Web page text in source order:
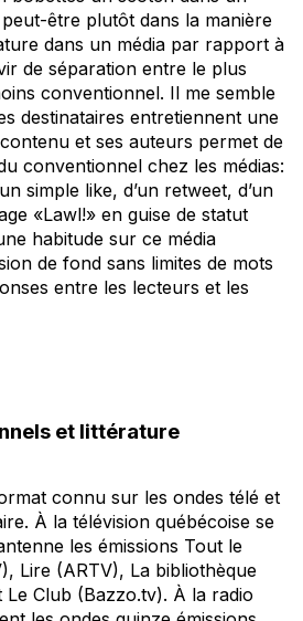
peut-être plutôt dans la manière
dans un média par rapport à
de séparation entre le plus
conventionnel. Il me semble
destinataires entretiennent une
et ses auteurs permet de
conventionnel chez les médias:
simple like, d’un retweet, d’un
«Lawl!» en guise de statut
habitude sur ce média
de fond sans limites de mots
entre les lecteurs et les
et littérature
connu sur les ondes télé et
À la télévision québécoise se
les émissions Tout le
Lire (ARTV), La bibliothèque
Le Club (Bazzo.tv). À la radio